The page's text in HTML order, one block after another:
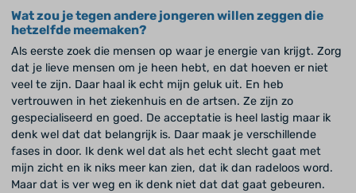
Wat zou je tegen andere jongeren willen zeggen die
hetzelfde meemaken?
Als eerste zoek die mensen op waar je energie van krijgt. Zorg
dat je lieve mensen om je heen hebt, en dat hoeven er niet
veel te zijn. Daar haal ik echt mijn geluk uit. En heb
vertrouwen in het ziekenhuis en de artsen. Ze zijn zo
gespecialiseerd en goed. De acceptatie is heel lastig maar ik
denk wel dat dat belangrijk is. Daar maak je verschillende
fases in door. Ik denk wel dat als het echt slecht gaat met
mijn zicht en ik niks meer kan zien, dat ik dan radeloos word.
Maar dat is ver weg en ik denk niet dat dat gaat gebeuren.